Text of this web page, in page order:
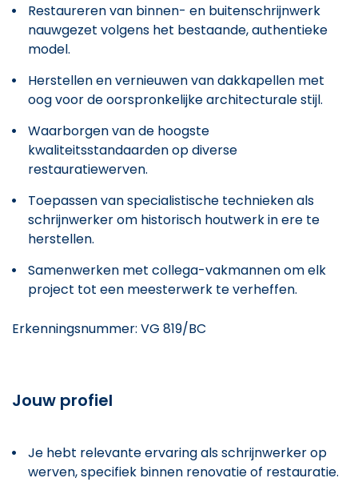
Restaureren van binnen- en buitenschrijnwerk
nauwgezet volgens het bestaande, authentieke
model.
Herstellen en vernieuwen van dakkapellen met
oog voor de oorspronkelijke architecturale stijl.
Waarborgen van de hoogste
kwaliteitsstandaarden op diverse
restauratiewerven.
Toepassen van specialistische technieken als
schrijnwerker om historisch houtwerk in ere te
herstellen.
Samenwerken met collega-vakmannen om elk
project tot een meesterwerk te verheffen.
Erkenningsnummer: VG 819/BC
Jouw profiel
Je hebt relevante ervaring als schrijnwerker op
werven, specifiek binnen renovatie of restauratie.